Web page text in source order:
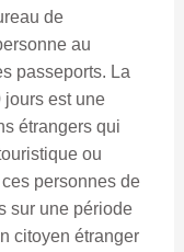
de
au
passeports. La
jours est une
étrangers qui
ou
personnes de
sur une période
citoyen étranger